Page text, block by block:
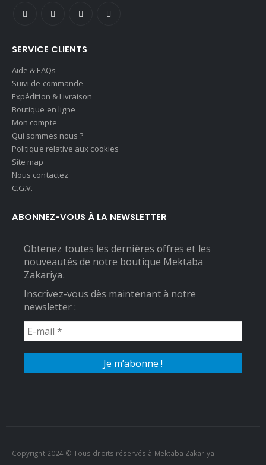
SERVICE CLIENTS
Aide & FAQs
Suivi de commande
Expédition & Livraison
Boutique en ligne
Mon compte
Qui sommes nous ?
Politique relative aux cookies
Site map
Nous contactez
C.G.V.
ABONNEZ-VOUS À LA NEWSLETTER
Obtenez toutes les dernières offres et les
nouveautés de notre boutique Mektaba
Zakariya.
Inscrivez-vous dès maintenant à notre
newsletter :
Copyright 2024 © Tous droits réservés à Mektaba Zakariya